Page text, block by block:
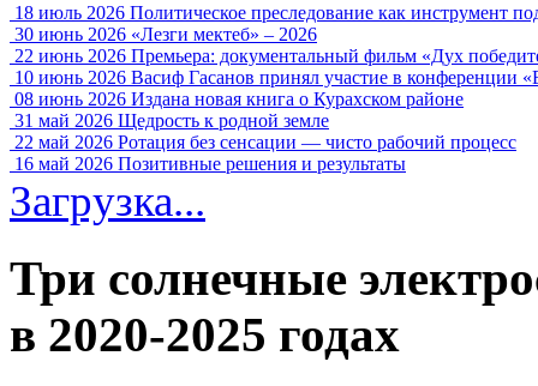
18 июль 2026 Политическое преследование как инструмент
30 июнь 2026 «Лезги мектеб» – 2026
22 июнь 2026 Премьера: документальный фильм «Дух
10 июнь 2026 Васиф Гасанов принял участие в конференции
08 июнь 2026 Издана новая книга о Курахском районе
31 май 2026 Щедрость к родной земле
22 май 2026 Ротация без сенсации — чисто рабочий процесс
16 май 2026 Позитивные решения и результаты
Загрузка...
Три солнечные
в 2020-2025 годах